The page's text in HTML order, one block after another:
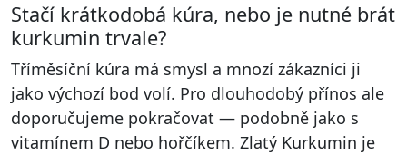
Stačí krátkodobá kúra, nebo je nutné brát
kurkumin trvale?
Tříměsíční kúra má smysl a mnozí zákazníci ji
jako výchozí bod volí. Pro dlouhodobý přínos ale
doporučujeme pokračovat — podobně jako s
vitamínem D nebo hořčíkem. Zlatý Kurkumin je